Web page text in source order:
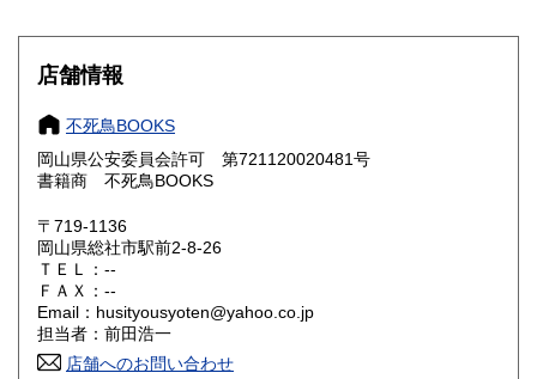
300円 300円
岐阜県
愛知県
滋賀県 300円
大阪府 300円
奈良県
鳥取県
店舗情報
不死鳥BOOKS
岡山県公安委員会許可 第721120020481号
書籍商 不死鳥BOOKS
〒719-1136
岡山県総社市駅前2-8-26
ＴＥＬ：--
ＦＡＸ：--
Email：husityousyoten@yahoo.co.jp
担当者：前田浩一
店舗へのお問い合わせ